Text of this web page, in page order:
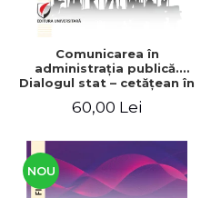
Comunicarea în
administraţia publică.
Dialogul stat – cetăţean în
european / Communication
The state-citizen dialogue
in national and European
context
60,00 Lei
NOU